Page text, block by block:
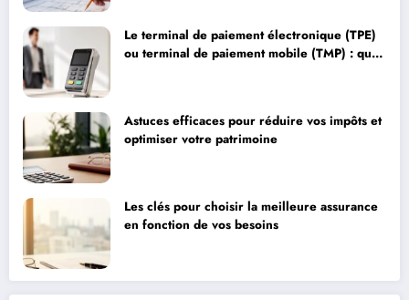
Le terminal de paiement électronique (TPE)
ou terminal de paiement mobile (TMP) : quel
Astuces efficaces pour réduire vos impôts et
optimiser votre patrimoine
Les clés pour choisir la meilleure assurance
en fonction de vos besoins